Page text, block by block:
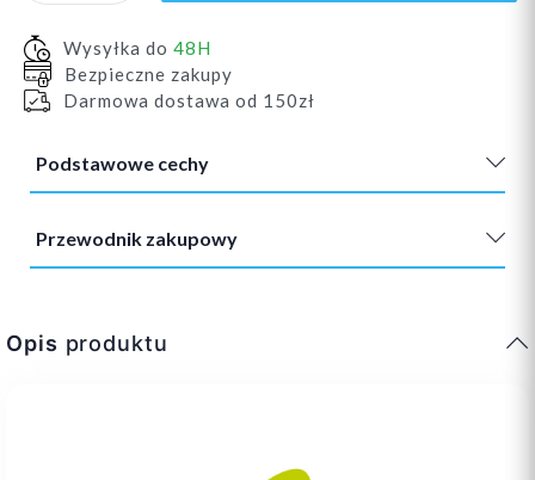
Wysyłka do 48H
Bezpieczne zakupy
Darmowa dostawa od 150zł
Podstawowe cechy
Przewodnik zakupowy
Opis produktu